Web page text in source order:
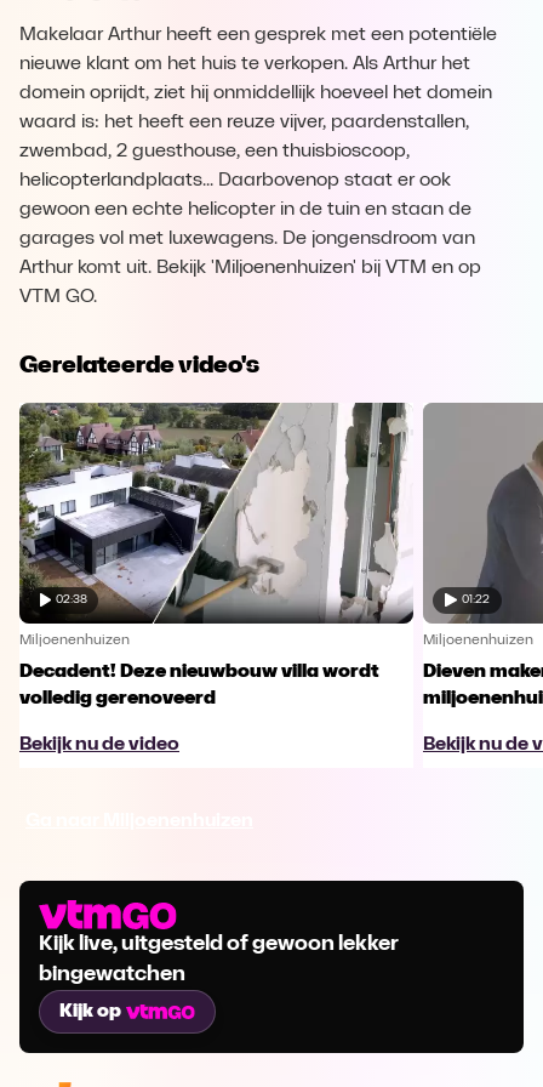
Makelaar Arthur heeft een gesprek met een potentiële
nieuwe klant om het huis te verkopen. Als Arthur het
domein oprijdt, ziet hij onmiddellijk hoeveel het domein
waard is: het heeft een reuze vijver, paardenstallen,
zwembad, 2 guesthouse, een thuisbioscoop,
helicopterlandplaats... Daarbovenop staat er ook
gewoon een echte helicopter in de tuin en staan de
garages vol met luxewagens. De jongensdroom van
Arthur komt uit. Bekijk 'Miljoenenhuizen' bij VTM en op
VTM GO.
Gerelateerde video's
02:38
Miljoenenhuizen
Decadent! Deze nieuwbouw villa wordt
volledig gerenoveerd
Bekijk nu de video
01:22
Miljoenenhuizen
Dieven
Bekijk nu de
Kijk live, uitgesteld of gewoon lekker
bingewatchen
Kijk op